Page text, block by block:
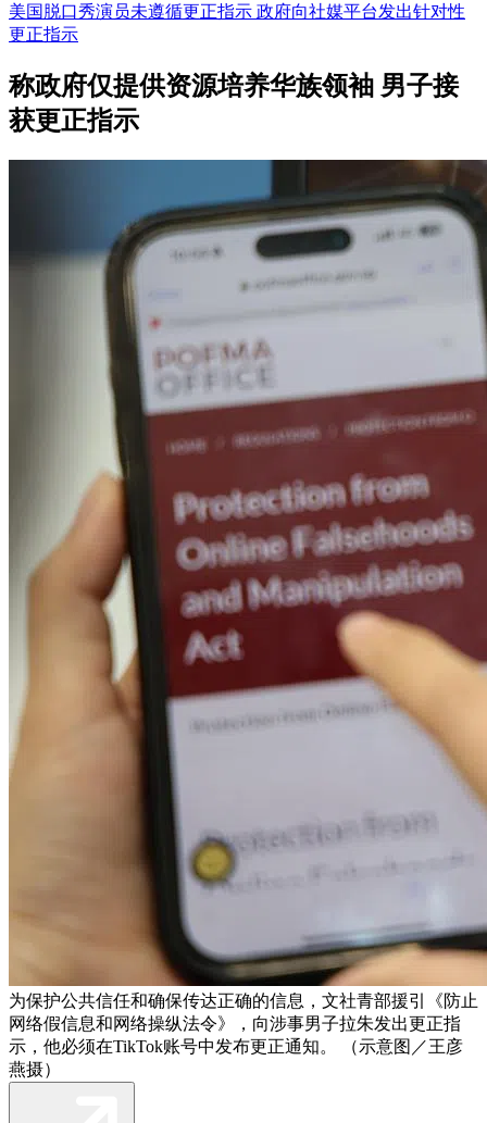
美国脱口秀演员未遵循更正指示 政府向社媒平台发出针对性
更正指示
称政府仅提供资源培养华族领袖 男子接
获更正指示
为保护公共信任和确保传达正确的信息，文社青部援引《防止
网络假信息和网络操纵法令》，向涉事男子拉朱发出更正指
示，他必须在TikTok账号中发布更正通知。 （示意图／王彦
燕摄）